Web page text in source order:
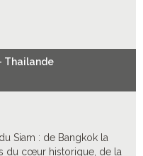
Thailande
Siam : de Bangkok la
du cœur historique, de la